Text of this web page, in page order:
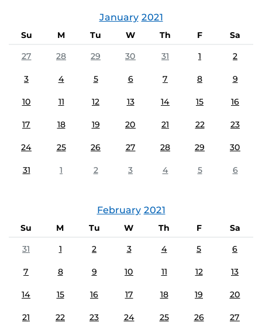
January 2021
Su M Tu W Th F
Sa
27
28 29 30 31 1 2
3 4 5 6 7 8 9
10 11 12 13 14 15 16
17 18 19 20 21 22 23
24 25 26 27 28 29 30
31 1 2 3 4 5 6
February 2021
Su M Tu W Th F
Sa
31
1 2 3 4 5 6
7 8 9 10 11 12 13
14 15 16 17 18 19 20
21 22 23 24 25 26 27